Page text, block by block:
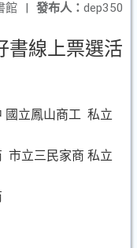
發布人： dep350
館 |
書線上票選活
國立鳳山商工 私立
市立三民家商 私立